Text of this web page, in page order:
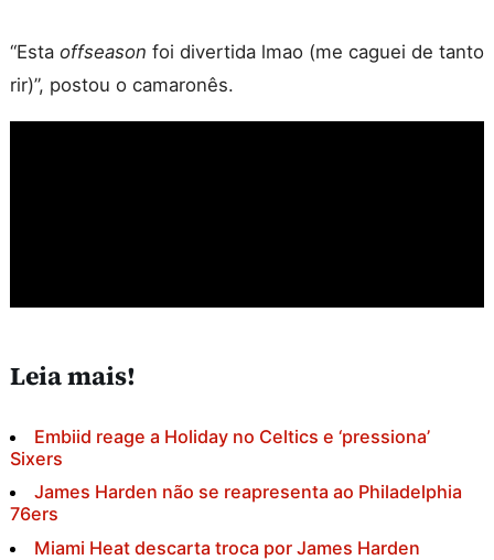
“Esta offseason foi divertida lmao (me caguei de tanto
rir)”, postou o camaronês.
Leia mais!
Embiid reage a Holiday no Celtics e ‘pressiona’
Sixers
James Harden não se reapresenta ao Philadelphia
76ers
Miami Heat descarta troca por James Harden